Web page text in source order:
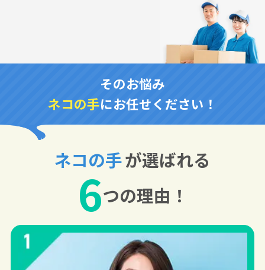
そのお悩み
ネコの手にお任せください！
ネコの手が選ばれる
6つの理由！